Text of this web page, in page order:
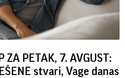
ZA PETAK, 7. AVGUST:
stvari, Vage danas